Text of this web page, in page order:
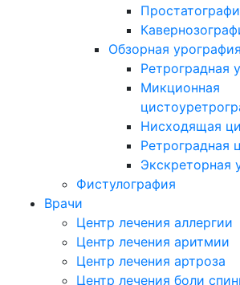
Обзорная урография
Ретроградная
Микционная
Нисходящая
Ретроградная
Экскреторная
Фистулография
Врачи
Центр лечения аллергии
Центр лечения аритмии
Центр лечения артроза
Центр лечения боли